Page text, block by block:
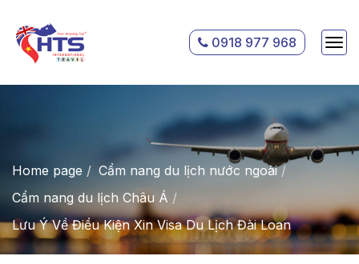
0918 977 968
Home page
Cẩm nang du lịch nước ngoài
Cẩm nang du lịch Châu Á
Lưu Ý Về Điều Kiện Xin Visa Du Lịch Đài Loan